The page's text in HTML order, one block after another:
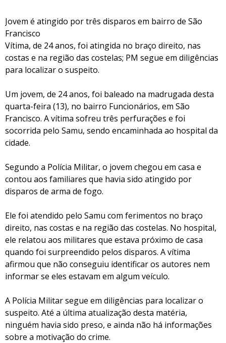
Jovem é atingido por três disparos em bairro de São
Francisco
Vítima, de 24 anos, foi atingida no braço direito, nas
costas e na região das costelas; PM segue em diligências
para localizar o suspeito.
Um jovem, de 24 anos, foi baleado na madrugada desta
quarta-feira (13), no bairro Funcionários, em São
Francisco. A vítima sofreu três perfurações e foi
socorrida pelo Samu, sendo encaminhada ao hospital da
cidade.
Segundo a Polícia Militar, o jovem chegou em casa e
contou aos familiares que havia sido atingido por
disparos de arma de fogo.
Ele foi atendido pelo Samu com ferimentos no braço
direito, nas costas e na região das costelas. No hospital,
ele relatou aos militares que estava próximo de casa
quando foi surpreendido pelos disparos. A vítima
afirmou que não conseguiu identificar os autores nem
informar se eles estavam em algum veículo.
A Polícia Militar segue em diligências para localizar o
suspeito. Até a última atualização desta matéria,
ninguém havia sido preso, e ainda não há informações
sobre a motivação do crime.